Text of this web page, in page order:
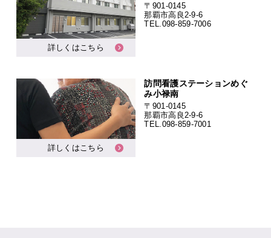
詳しくはこちら
〒901-0145
那覇市高良2-9-6
TEL. 098-859-7006
詳しくはこちら
訪問看護ステーションめぐ
み小禄南
〒901-0145
那覇市高良2-9-6
TEL.098-859-7001